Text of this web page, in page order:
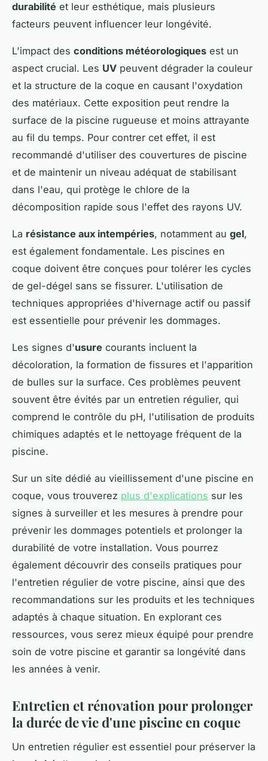
durabilité et leur esthétique, mais plusieurs
facteurs peuvent influencer leur longévité.
L'impact des conditions météorologiques est un
aspect crucial. Les UV peuvent dégrader la couleur
et la structure de la coque en causant l'oxydation
des matériaux. Cette exposition peut rendre la
surface de la piscine rugueuse et moins attrayante
au fil du temps. Pour contrer cet effet, il est
recommandé d'utiliser des couvertures de piscine
et de maintenir un niveau adéquat de stabilisant
dans l'eau, qui protège le chlore de la
décomposition rapide sous l'effet des rayons UV.
La résistance aux intempéries, notamment au gel,
est également fondamentale. Les piscines en
coque doivent être conçues pour tolérer les cycles
de gel-dégel sans se fissurer. L'utilisation de
techniques appropriées d'hivernage actif ou passif
est essentielle pour prévenir les dommages.
Les signes d'usure courants incluent la
décoloration, la formation de fissures et l'apparition
de bulles sur la surface. Ces problèmes peuvent
souvent être évités par un entretien régulier, qui
comprend le contrôle du pH, l'utilisation de produits
chimiques adaptés et le nettoyage fréquent de la
piscine.
Sur un site dédié au vieillissement d'une piscine en
coque, vous trouverez plus d'explications sur les
signes à surveiller et les mesures à prendre pour
prévenir les dommages potentiels et prolonger la
durabilité de votre installation. Vous pourrez
également découvrir des conseils pratiques pour
l'entretien régulier de votre piscine, ainsi que des
recommandations sur les produits et les techniques
adaptés à chaque situation. En explorant ces
ressources, vous serez mieux équipé pour prendre
soin de votre piscine et garantir sa longévité dans
les années à venir.
Entretien et rénovation pour prolonger
la durée de vie d'une piscine en coque
Un entretien régulier est essentiel pour préserver la